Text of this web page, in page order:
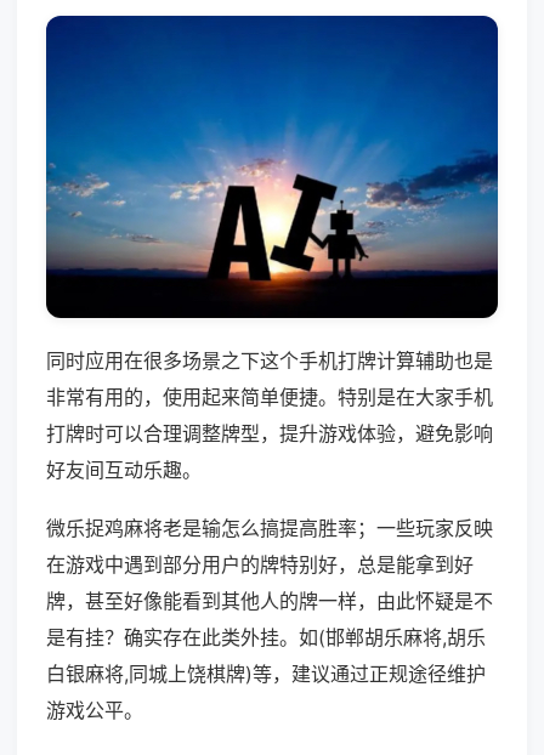
同时应用在很多场景之下这个手机打牌计算辅助也是
非常有用的，使用起来简单便捷。特别是在大家手机
打牌时可以合理调整牌型，提升游戏体验，避免影响
好友间互动乐趣。
微乐捉鸡麻将老是输怎么搞提高胜率；一些玩家反映
在游戏中遇到部分用户的牌特别好，总是能拿到好
牌，甚至好像能看到其他人的牌一样，由此怀疑是不
是有挂？确实存在此类外挂。如(邯郸胡乐麻将,胡乐
白银麻将,同城上饶棋牌)等，建议通过正规途径维护
游戏公平。